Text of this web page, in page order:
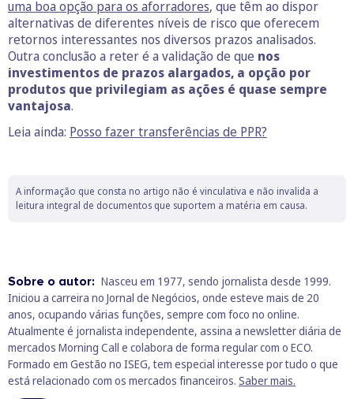
uma boa opção para os aforradores, que têm ao dispor
alternativas de diferentes níveis de risco que oferecem
retornos interessantes nos diversos prazos analisados.
Outra conclusão a reter é a validação de que nos
investimentos de prazos alargados, a opção por
produtos que privilegiam as ações é quase sempre
vantajosa.
Leia ainda: Posso fazer transferências de PPR?
A informação que consta no artigo não é vinculativa e não invalida a
leitura integral de documentos que suportem a matéria em causa.
Sobre o autor: Nasceu em 1977, sendo jornalista desde 1999.
Iniciou a carreira no Jornal de Negócios, onde esteve mais de 20
anos, ocupando várias funções, sempre com foco no online.
Atualmente é jornalista independente, assina a newsletter diária de
mercados Morning Call e colabora de forma regular com o ECO.
Formado em Gestão no ISEG, tem especial interesse por tudo o que
está relacionado com os mercados financeiros. Saber mais.